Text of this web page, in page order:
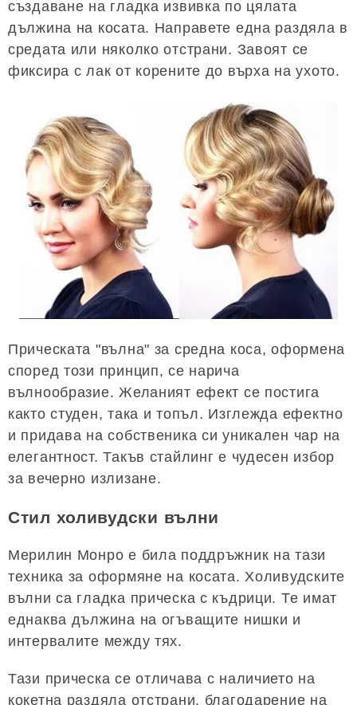
създаване на гладка извивка по цялата
дължина на косата. Направете една раздяла в
средата или няколко отстрани. Завоят се
фиксира с лак от корените до върха на ухото.
Прическата "вълна" за средна коса, оформена
според този принцип, се нарича
вълнообразие. Желаният ефект се постига
както студен, така и топъл. Изглежда ефектно
и придава на собственика си уникален чар на
елегантност. Такъв стайлинг е чудесен избор
за вечерно излизане.
Стил холивудски вълни
Мерилин Монро е била поддръжник на тази
техника за оформяне на косата. Холивудските
вълни са гладка прическа с къдрици. Те имат
еднаква дължина на огъващите нишки и
интервалите между тях.
Тази прическа се отличава с наличието на
кокетна раздяла отстрани, благодарение на